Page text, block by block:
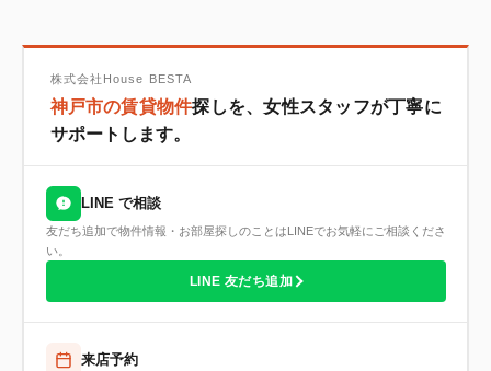
株式会社House BESTA
神戸市の賃貸物件探しを、女性スタッフが丁寧に
サポートします。
LINE で相談
友だち追加で物件情報・お部屋探しのことはLINEでお気軽にご相談くださ
い。
LINE 友だち追加
来店予約